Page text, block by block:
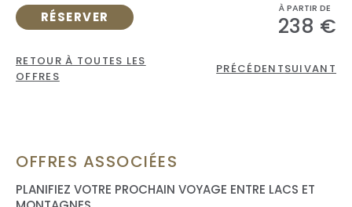
Lit supplémentaire & petit-déjeuner enfant inclus selon
Menu enfant inclus jusqu'à 11 ans
Menu "adulte" inclus à partir de 12 ans
RÉSERVER
À PARTIR DE
238 €
RETOUR À TOUTES LES
OFFRES
PRÉCÉDENTSUIVANT
OFFRES ASSOCIÉES
PLANIFIEZ VOTRE PROCHAIN VOYAGE ENTRE LACS ET